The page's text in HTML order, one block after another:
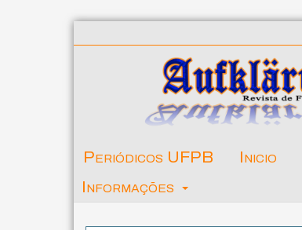
Periódicos UFPB Inicio
Informações